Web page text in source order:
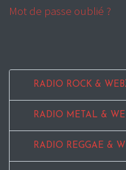
Mot de passe oublié ?
RADIO ROCK &
RADIO METAL &
RADIO REGGAE &